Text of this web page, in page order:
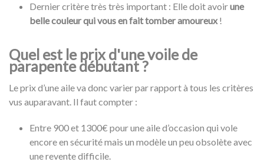
Dernier critère très très important : Elle doit avoirune
belle couleur qui vous en fait tomber amoureux!
Quel est le prix d'une voile de
parapente débutant ?
Le prix d’une aile va donc varier par rapport à tous les critères
vus auparavant. Il faut compter :
Entre 900 et 1300€ pour une aile d’occasion qui vole
encore en sécurité mais un modèle un peu obsolète avec
une revente difficile.